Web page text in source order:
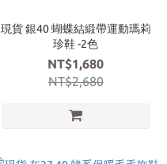
現貨 銀40 蝴蝶結緞帶運動瑪莉
珍鞋 -2色
NT$1,680
NT$2,680